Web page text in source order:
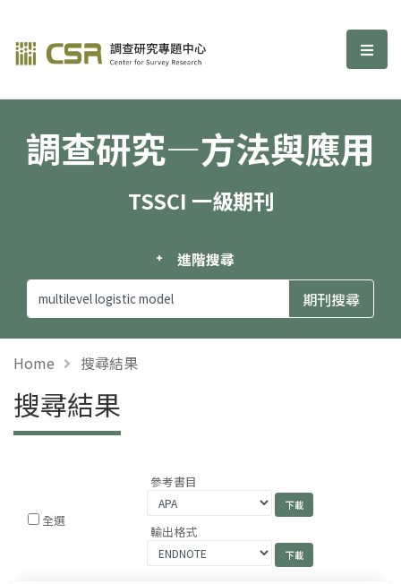
調查研究—方法與應用期刊 選
調查研究—方法與應用
TSSCI 一級期刊
進階搜尋
Home 搜尋結果
搜尋結果
全選
參考書目
輸出格式